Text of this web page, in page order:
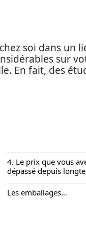
soi dans un
sur
En fait, des
4. Le prix que vous
dépassé depuis
Les emballages…